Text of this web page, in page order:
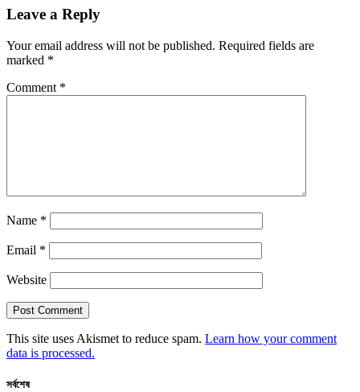
Leave a Reply
Your email address will not be published. Required fields are
marked *
Comment *
Name *
Email *
Website
This site uses Akismet to reduce spam. Learn how your comment
data is processed.
সর্বশেষ